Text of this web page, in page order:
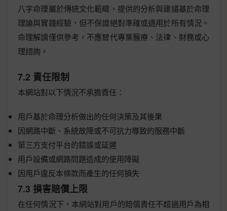
八字命理屬於傳統文化範疇，提供的分析與建議基於命理
理論與實踐經驗，但不保證絕對準確或適用於所有情況。
命理解讀僅供參考，不應替代專業醫療、法律、財務或心
理諮詢。
7.2 責任限制
本網站對以下情況不承擔責任：
用戶基於命理分析做出的任何決策及其後果
因網路中斷、系統故障或不可抗力導致的服務中斷
第三方支付平台的錯誤或延遲
用戶設備或網路問題造成的使用障礙
因用戶違反本條款而產生的任何損失
7.3 損害賠償上限
在任何情況下，本網站對用戶的賠償責任不超過用戶為相